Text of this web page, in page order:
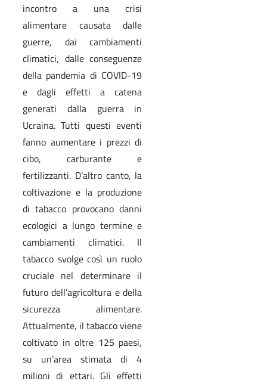
incontro a una crisi
alimentare causata dalle
guerre, dai cambiamenti
climatici, dalle conseguenze
della pandemia di COVID-19
e dagli effetti a catena
generati dalla guerra in
Ucraina. Tutti questi eventi
fanno aumentare i prezzi di
cibo, carburante e
fertilizzanti. D’altro canto, la
coltivazione e la produzione
di tabacco provocano danni
ecologici a lungo termine e
cambiamenti climatici. Il
tabacco svolge così un ruolo
cruciale nel determinare il
futuro dell’agricoltura e della
sicurezza alimentare.
Attualmente, il tabacco viene
coltivato in oltre 125 paesi,
su un’area stimata di 4
milioni di ettari. Gli effetti